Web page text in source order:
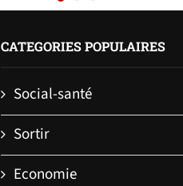
CATEGORIES POPULAIRES
Social-santé
Sortir
Economie